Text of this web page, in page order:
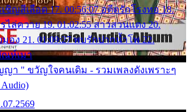
เชิญสีเลือด 17. 00:56:07 อดีตรักโรงทอ 18.
รไล่ควาย 19. 01:02:55 สาวสวนแตง 20.
มอง 21. 01:09:27 พบรักปากน้ำโพ 22.
ณห์เมา
า " ขวัญใจคนเดิม - รวมเพลงดังเพราะๆ